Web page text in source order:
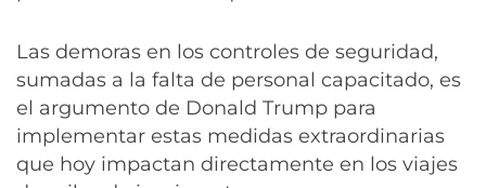
Las demoras en los controles de seguridad,
sumadas a la falta de personal capacitado, es
el argumento de Donald Trump para
implementar estas medidas extraordinarias
que hoy impactan directamente en los viajes